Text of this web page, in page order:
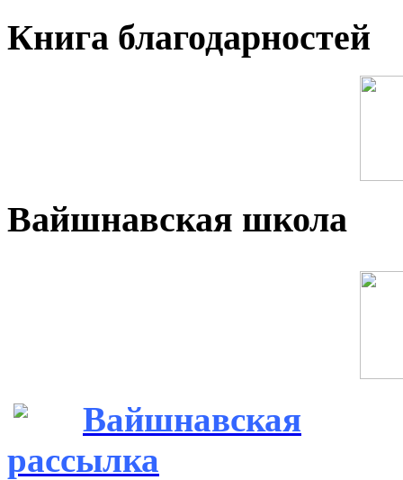
Книга благодарностей
Вайшнавская школа
Вайшнавская
рассылка